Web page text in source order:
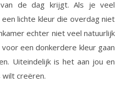
van de dag krijgt. Als je veel
lichte kleur die overdag niet
echter niet veel natuurlijk
een donkerdere kleur gaan
Uiteindelijk is het aan jou en
creëren.